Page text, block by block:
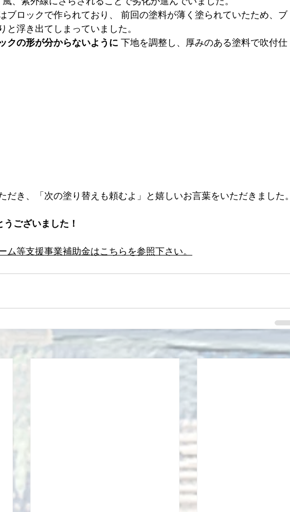
ブロックで作られており、 前回の塗料が薄く塗られていたため、ブ
と浮き出てしまっていました。
クの形が分からないように 下地を調整し、厚みのある塗料で吹付仕
だき、「次の塗り替えも頼むよ」と嬉しいお言葉をいただきました。
ございました！
ム等支援事業補助金はこちらを参照下さい。